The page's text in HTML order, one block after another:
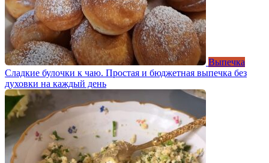
Выпечка
Сладкие булочки к чаю. Простая и бюджетная выпечка без
духовки на каждый день